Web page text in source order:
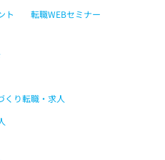
ト 転職WEBセミナー
くり転職・求人